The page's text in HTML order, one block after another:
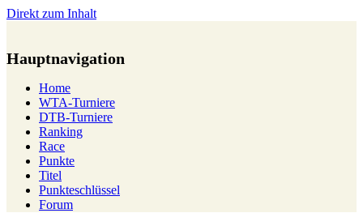
Direkt zum Inhalt
Hauptnavigation
Home
WTA-Turniere
DTB-Turniere
Ranking
Race
Punkte
Titel
Punkteschlüssel
Forum